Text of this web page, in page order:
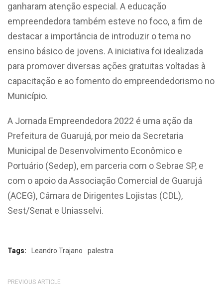
ganharam atenção especial. A educação
empreendedora também esteve no foco, a fim de
destacar a importância de introduzir o tema no
ensino básico de jovens. A iniciativa foi idealizada
para promover diversas ações gratuitas voltadas à
capacitação e ao fomento do empreendedorismo no
Município.
A Jornada Empreendedora 2022 é uma ação da
Prefeitura de Guarujá, por meio da Secretaria
Municipal de Desenvolvimento Econômico e
Portuário (Sedep), em parceria com o Sebrae SP, e
com o apoio da Associação Comercial de Guarujá
(ACEG), Câmara de Dirigentes Lojistas (CDL),
Sest/Senat e Uniasselvi.
Tags: Leandro Trajano palestra
PREVIOUS ARTICLE